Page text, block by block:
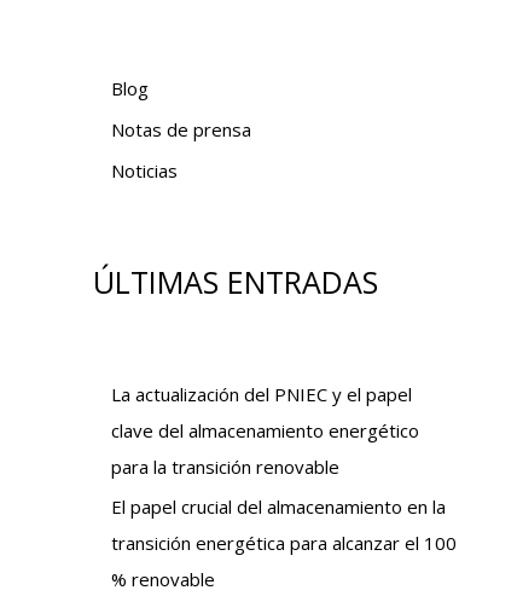
Blog
Notas de prensa
Noticias
ÚLTIMAS ENTRADAS
La actualización del PNIEC y el papel
clave del almacenamiento energético
para la transición renovable
El papel crucial del almacenamiento en la
transición energética para alcanzar el 100
% renovable